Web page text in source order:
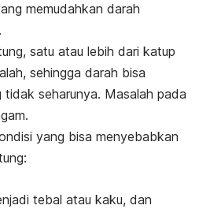
memudahkan darah
satu atau lebih dari katup
sehingga darah bisa
seharunya. Masalah pada
yang bisa menyebabkan
tebal atau kaku, dan